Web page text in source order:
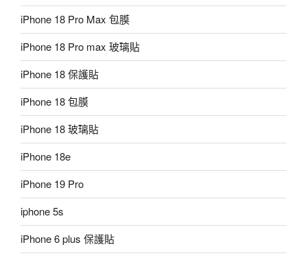
iPhone 18 Pro Max 包膜
iPhone 18 Pro max 玻璃貼
iPhone 18 保護貼
iPhone 18 包膜
iPhone 18 玻璃貼
iPhone 18e
iPhone 19 Pro
iphone 5s
iPhone 6 plus 保護貼